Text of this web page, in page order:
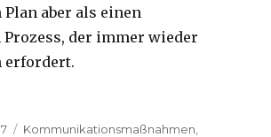
Plan aber als einen
der immer wieder
erfordert.
Schlagwörter
Kommunikationsmaßnahmen